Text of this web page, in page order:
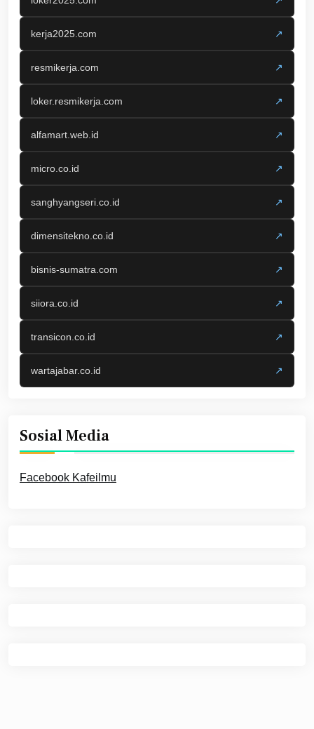
kerja2025.com ↗
resmikerja.com ↗
loker.resmikerja.com ↗
alfamart.web.id ↗
micro.co.id ↗
sanghyangseri.co.id ↗
dimensitekno.co.id ↗
bisnis-sumatra.com ↗
siiora.co.id ↗
transicon.co.id ↗
wartajabar.co.id ↗
Sosial Media
Facebook Kafeilmu